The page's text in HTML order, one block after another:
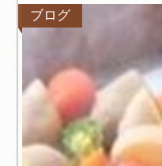
ブログ